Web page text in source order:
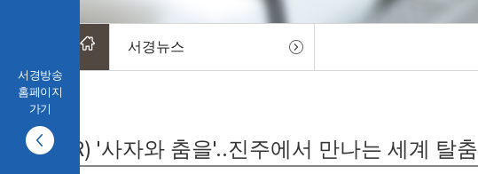
서경방송
홈페이지
가기
서경뉴스
(R) '사자와 춤을'..진주에서 만나는 세계 탈춤